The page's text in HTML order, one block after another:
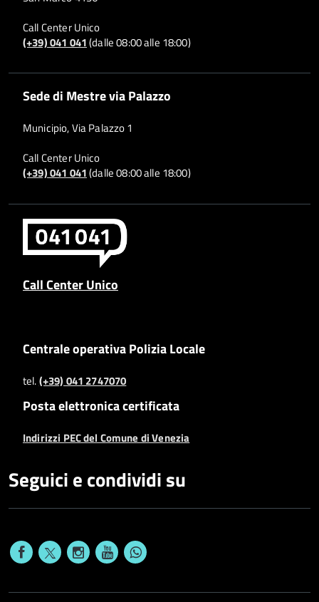
Call Center Unico
(+39) 041 041(dalle 08:00 alle 18:00)
Sede di Mestre via Palazzo
Municipio, Via Palazzo 1
Call Center Unico
(+39) 041 041(dalle 08:00 alle 18:00)
Call Center Unico
Centrale operativa Polizia Locale
tel.(+39) 041 2747070
Posta elettronica certificata
Indirizzi PEC del Comune di Venezia
Seguici e condividi su